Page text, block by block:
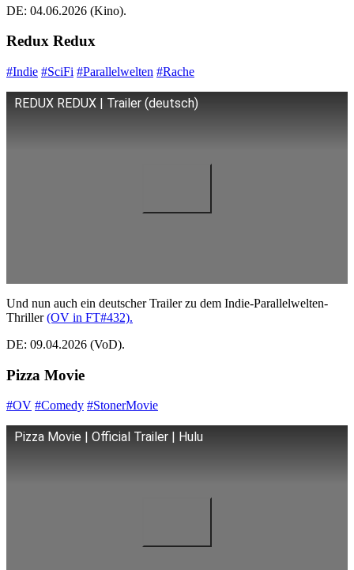
DE: 04.06.2026 (Kino).
Redux Redux
#Indie #SciFi #Parallelwelten #Rache
REDUX REDUX | Trailer (deutsch)
Und nun auch ein deutscher Trailer zu dem Indie-Parallelwelten-
Thriller(OV in FT#432).
DE: 09.04.2026 (VoD).
Pizza Movie
#OV #Comedy #StonerMovie
Pizza Movie | Official Trailer | Hulu